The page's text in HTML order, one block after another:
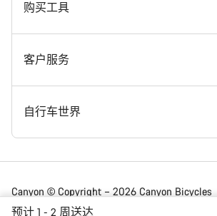
预计 1 - 2 周送达
在 Canyon 工作
Canyon 新闻发布室
条款和条件
法律披露
新闻和故事
提示和建议
Canyon Home Koblenz
会员礼遇
购买工具
找到您梦寐以求的 Canyon 自行车
现货自行车
找到您的 Canyon 尺寸
客户服务
支持中心
服务网点
自行车世界
公路车
Canyon © Copyright – 2026 Canyon Bicycles
GmbH – 保留所有权利